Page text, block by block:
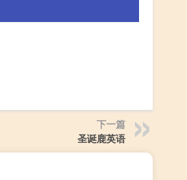
下一篇
圣诞鹿英语